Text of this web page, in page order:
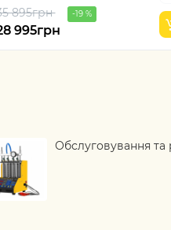
895грн -19 %
995грн
Обслуговування